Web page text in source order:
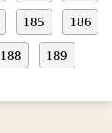
185 186
188 189